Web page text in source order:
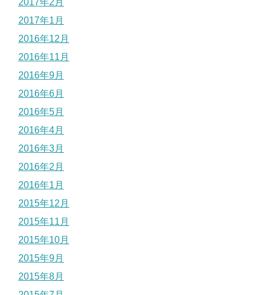
2017年2月
2017年1月
2016年12月
2016年11月
2016年9月
2016年6月
2016年5月
2016年4月
2016年3月
2016年2月
2016年1月
2015年12月
2015年11月
2015年10月
2015年9月
2015年8月